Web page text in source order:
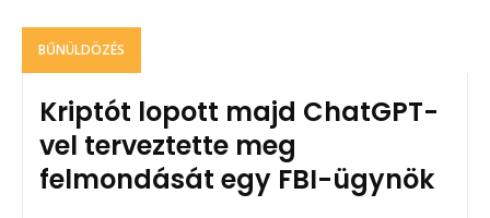
BŰNÜLDÖZÉS
Kriptót lopott majd ChatGPT-
vel terveztette meg
felmondását egy FBI-ügynök